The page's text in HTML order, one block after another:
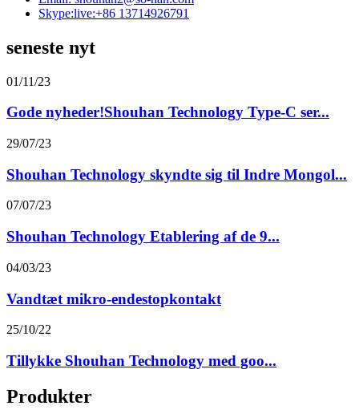
Skype:live:+86 13714926791
seneste nyt
01/11/23
Gode ​​nyheder!Shouhan Technology Type-C ser...
29/07/23
Shouhan Technology skyndte sig til Indre Mongol...
07/07/23
Shouhan Technology Etablering af de 9...
04/03/23
Vandtæt mikro-endestopkontakt
25/10/22
Tillykke Shouhan Technology med goo...
Produkter